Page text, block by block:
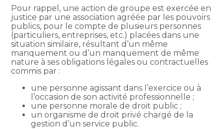
Pour rappel, une action de groupe est exercée en
justice par une association agréée par les pouvoirs
publics, pour le compte de plusieurs personnes
(particuliers, entreprises, etc.) placées dans une
situation similaire, résultant d’un même
manquement ou d’un manquement de même
nature à ses obligations légales ou contractuelles
commis par :
une personne agissant dans l’exercice ou à
l’occasion de son activité professionnelle ;
une personne morale de droit public ;
un organisme de droit privé chargé de la
gestion d’un service public.